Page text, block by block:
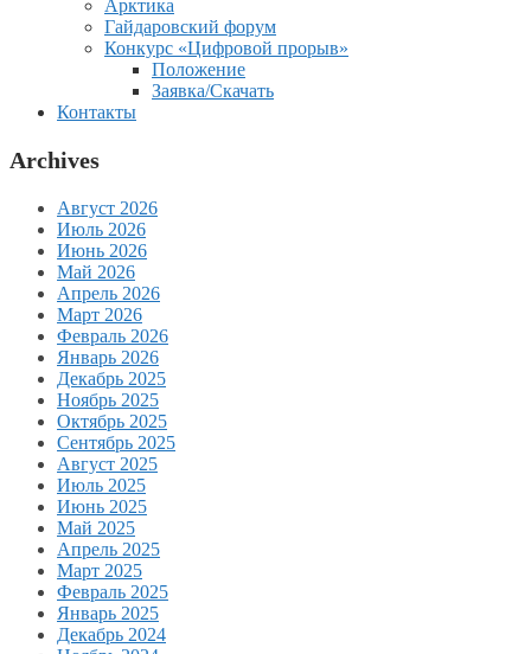
Арктика
Гайдаровский форум
Конкурс «Цифровой прорыв»
Положение
Заявка/Скачать
Контакты
Archives
Август 2026
Июль 2026
Июнь 2026
Май 2026
Апрель 2026
Март 2026
Февраль 2026
Январь 2026
Декабрь 2025
Ноябрь 2025
Октябрь 2025
Сентябрь 2025
Август 2025
Июль 2025
Июнь 2025
Май 2025
Апрель 2025
Март 2025
Февраль 2025
Январь 2025
Декабрь 2024